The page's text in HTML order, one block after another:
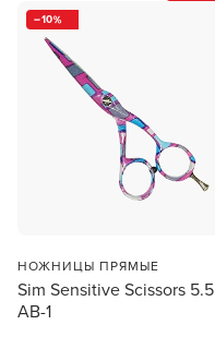
10
НОЖНИЦЫ ПРЯМЫЕ
Sim Sensitive Scissors 5.5
АB-1